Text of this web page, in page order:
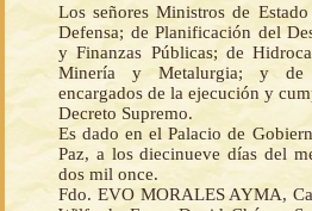
Los señores Ministros de
Defensa; de Planificación del
y Finanzas Públicas; de
Minería y Metalurgia; y de
encargados de la ejecución y
Decreto Supremo.
Es dado en el Palacio de
Paz, a los diecinueve días del
dos mil once.
Fdo. EVO MORALES AYMA,